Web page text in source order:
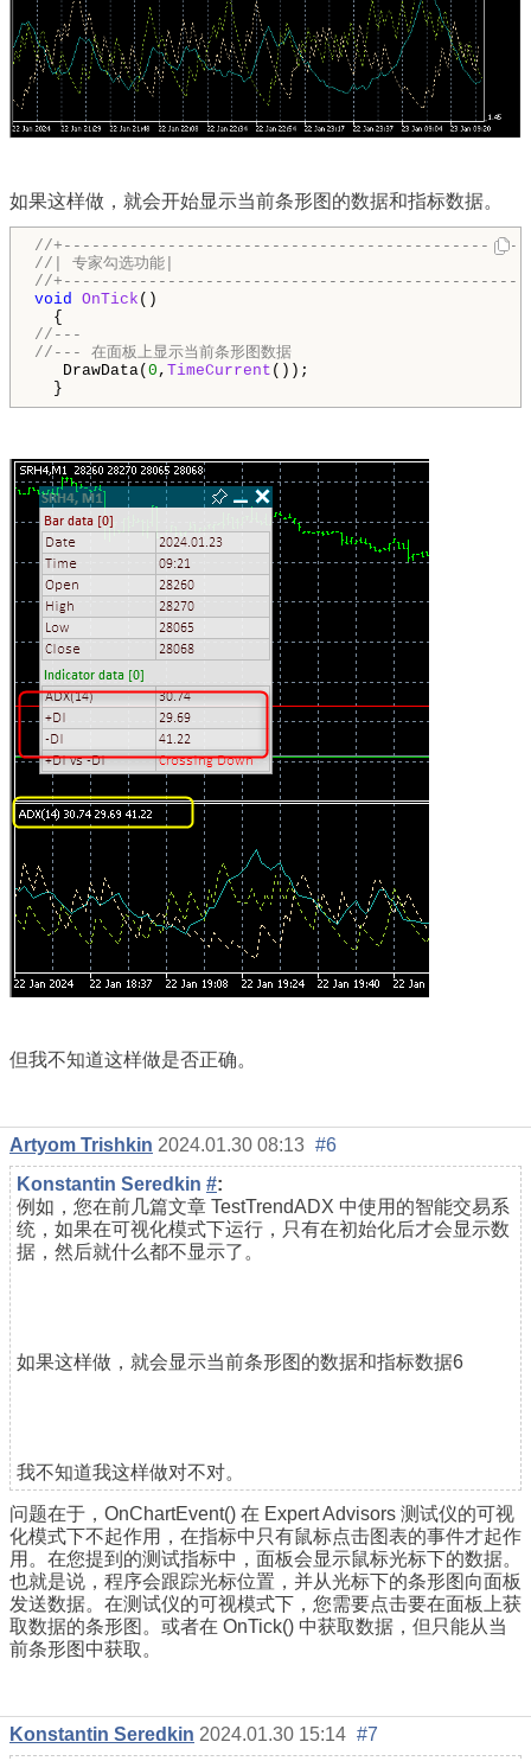
如果这样做，就会开始显示当前条形图的数据和指标数据。
//
//| 专家勾选功能|
//
void OnTick ()
//---
//--- 在面板上显示当前条形图数据
DrawData( 0 , TimeCurrent ());
}
但我不知道这样做是否正确。
Artyom Trishkin 2024.01.30 08:13 #6
Konstantin Seredkin #:
例如，您在前几篇文章 TestTrendADX 中使用的智能交易系
统，如果在可视化模式下运行，只有在初始化后才会显示数
据，然后就什么都不显示了。
如果这样做，就会显示当前条形图的数据和指标数据6
我不知道我这样做对不对。
问题在于，OnChartEvent() 在 Expert Advisors 测试仪的可视
化模式下不起作用，在指标中只有鼠标点击图表的事件才起作
用。在您提到的测试指标中，面板会显示鼠标光标下的数据。
也就是说，程序会跟踪光标位置，并从光标下的条形图向面板
发送数据。在测试仪的可视模式下，您需要点击要在面板上获
取数据的条形图。或者在 OnTick() 中获取数据，但只能从当
前条形图中获取。
Konstantin Seredkin 2024.01.30 15:14 #7